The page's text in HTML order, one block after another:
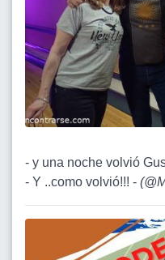
- y una noche volvió
- Y ..como volvió!!! - (